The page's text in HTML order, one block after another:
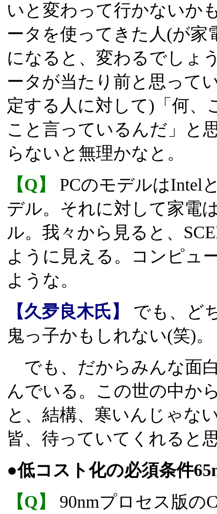
いと変わって行かないか
ータを使ってきた人(が
になると、変わるでしょ
ータが当たり前と思って
定する人に対して)「何、
こと言っているんだ」と
らないと無理かなと。
【Q】
PCのモデルはIntel
デル。それに対して家電
ル。我々から見ると、
ように見える。コンピュ
ような。
【久夛良木氏】
でも、ど
鬼っ子かもしれない(笑)。
でも、だからみんな面
んでいる。この世の中か
と、結構、寒いんじゃな
皆、待っていてくれると
●低コスト化の必須条件
【Q】
90nmプロセス版の